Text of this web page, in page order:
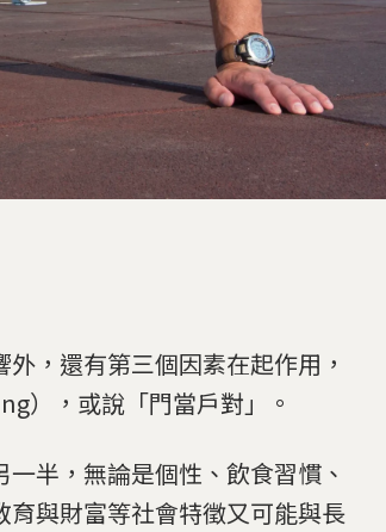
，還有第三個因素在起作用，
），或說「門當戶對」。
半，無論是個性、飲食習慣、
與財富等社會特徵又可能與長